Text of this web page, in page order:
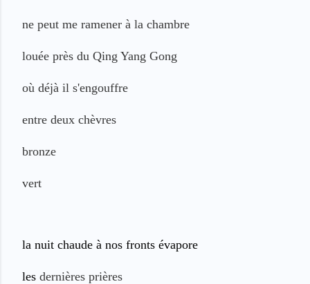
ne peut me ramener à la chambre
louée près du Qing Yang Gong
où déjà il s'engouffre
entre deux chèvres
bronze
vert
la nuit chaude à nos fronts évapore
les dernières prières